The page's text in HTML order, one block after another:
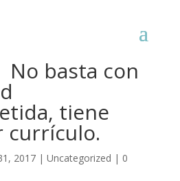
basta con
tiene
currículo.
2017| Uncategorized | 0